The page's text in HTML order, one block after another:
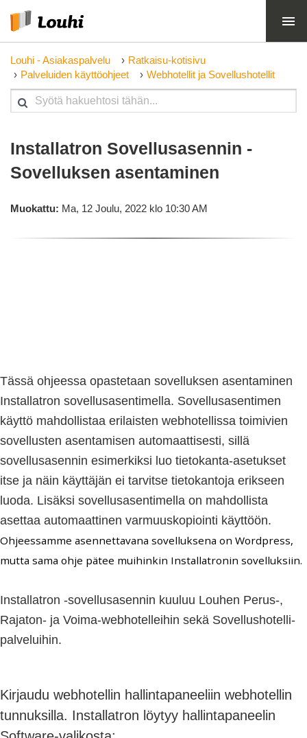
Louhi - Asiakaspalvelu
Ratkaisu-kotisivu
Palveluiden käyttöohjeet
Webhotellit ja Sovellushotellit
Installatron Sovellusasennin -
Sovelluksen asentaminen
Muokattu: Ma, 12 Joulu, 2022 klo 10:30 AM
Tässä ohjeessa opastetaan sovelluksen asentaminen
Installatron sovellusasentimella. Sovellusasentimen
käyttö mahdollistaa erilaisten webhotellissa toimivien
sovellusten asentamisen automaattisesti, sillä
sovellusasennin esimerkiksi luo tietokanta-asetukset
itse ja näin käyttäjän ei tarvitse tietokantoja erikseen
luoda. Lisäksi sovellusasentimella on mahdollista
asettaa automaattinen varmuuskopiointi käyttöön.
Ohjeessamme asennettavana sovelluksena on Wordpress,
mutta sama ohje pätee muihinkin Installatronin sovelluksiin.
Installatron -sovellusasennin kuuluu Louhen Perus-,
Rajaton- ja Voima-webhotelleihin sekä Sovellushotelli-
palveluihin.
Kirjaudu webhotellin hallintapaneeliin webhotellin
tunnuksilla. Installatron löytyy hallintapaneelin